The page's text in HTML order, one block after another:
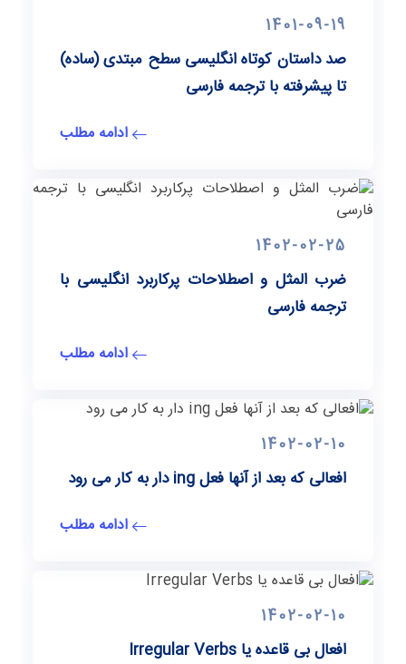
1401-09-19
صد داستان کوتاه انگلیسی سطح مبتدی (ساده)
تا پیشرفته با ترجمه فارسی
ادامه مطلب
1402-02-25
ضرب المثل و اصطلاحات پرکاربرد انگلیسی با
ترجمه فارسی
ادامه مطلب
1402-02-10
افعالی که بعد از آنها فعل ing دار به کار می رود
ادامه مطلب
1402-02-10
افعال بی قاعده یا Irregular Verbs